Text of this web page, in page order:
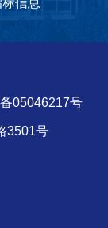
标信息
05046217号
3501号